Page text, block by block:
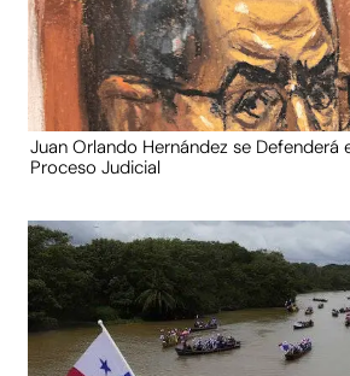
Juan Orlando Hernández se Defenderá
Proceso Judicial